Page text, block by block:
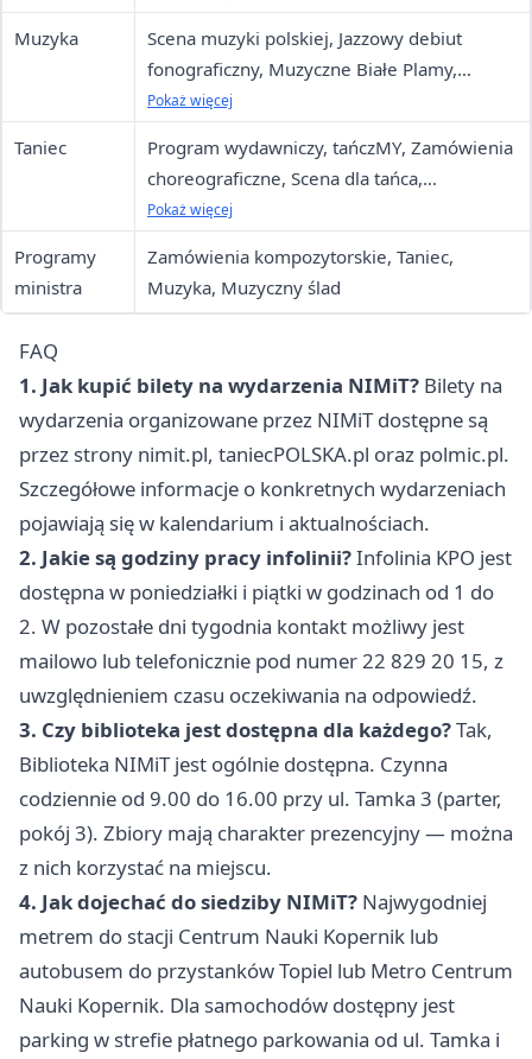
Muzyka
Scena muzyki polskiej, Jazzowy debiut
fonograficzny, Muzyczne Białe Plamy,
Dyrygent-rezydent, Szkoła mistrzów budowy
Pokaż więcej
Taniec
Program wydawniczy, tańczMY, Zamówienia
choreograficzne, Scena dla tańca,
Wspieranie aktywności międzynarodowej,
rezydencyjne, Program przekwalifikowania
zawodowego tancerzy
Pokaż więcej
Programy
ministra
Zamówienia kompozytorskie, Taniec,
Muzyka, Muzyczny ślad
FAQ
1. Jak kupić bilety na wydarzenia NIMiT? Bilety na
wydarzenia organizowane przez NIMiT dostępne są
przez strony nimit.pl, taniecPOLSKA.pl oraz polmic.pl.
Szczegółowe informacje o konkretnych wydarzeniach
pojawiają się w kalendarium i aktualnościach.
2. Jakie są godziny pracy infolinii?Infolinia KPO jest
dostępna w poniedziałki i piątki w godzinach od 1 do
2. W pozostałe dni tygodnia kontakt możliwy jest
mailowo lub telefonicznie pod numer 22 829 20 15, z
uwzględnieniem czasu oczekiwania na odpowiedź.
3. Czy biblioteka jest dostępna dla każdego?Tak,
Biblioteka NIMiT jest ogólnie dostępna. Czynna
codziennie od 9.00 do 16.00 przy ul. Tamka 3 (parter,
pokój 3). Zbiory mają charakter prezencyjny — można
z nich korzystać na miejscu.
4. Jak dojechać do siedziby NIMiT? Najwygodniej
metrem do stacji Centrum Nauki Kopernik lub
autobusem do przystanków Topiel lub Metro Centrum
Nauki Kopernik. Dla samochodów dostępny jest
parking w strefie płatnego parkowania od ul. Tamka i